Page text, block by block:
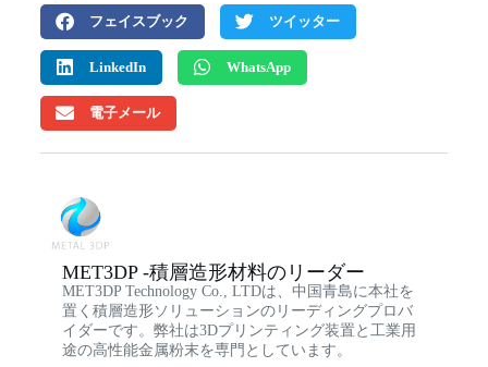
フェイスブック ツイッター
LinkedIn WhatsApp
電子メール
MET3DP -積層造形材料のリーダー
MET3DP Technology Co., LTDは、中国青島に本社を
置く積層造形ソリューションのリーディングプロバ
イダーです。弊社は3Dプリンティング装置と工業用
途の高性能金属粉末を専門としています。